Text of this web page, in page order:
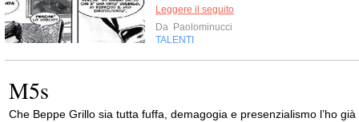
Leggere il seguito
Da Paolominucci
TALENTI
M5s
Che Beppe Grillo sia tutta fuffa, demagogia e presenzialismo l’ho già